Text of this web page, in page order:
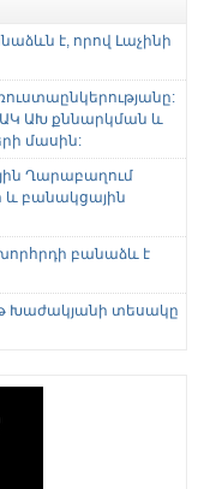
է, որով Լաչինի
ԱԽ քննարկման և
մասին:
Ղարաբաղում
բանակցային
բանաձև է
Խաժակյանի տեսակը